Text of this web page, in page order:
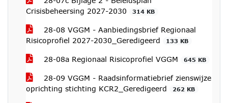
Crisisbeheersing 2027-2030
314 KB
28-08 VGGM - Aanbiedingsbrief Regionaal
Risicoprofiel 2027-2030_Geredigeerd
133 KB
28-08a Regionaal Risicoprofiel VGGM 645 KB
28-09 VGGM - Raadsinformatiebrief zienswijze
oprichting stichting KCR2_Geredigeerd
262 KB